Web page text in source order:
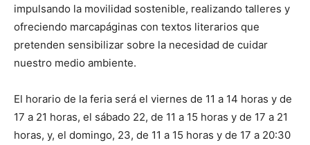
impulsando la movilidad sostenible, realizando talleres y
ofreciendo marcapáginas con textos literarios que
pretenden sensibilizar sobre la necesidad de cuidar
nuestro medio ambiente.
El horario de la feria será el viernes de 11 a 14 horas y de
17 a 21 horas, el sábado 22, de 11 a 15 horas y de 17 a 21
horas, y, el domingo, 23, de 11 a 15 horas y de 17 a 20:30